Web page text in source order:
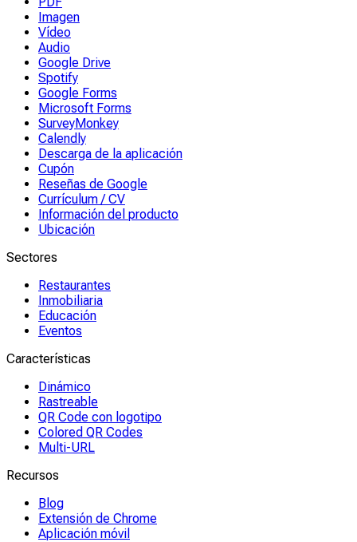
Imagen
Vídeo
Audio
Google Drive
Spotify
Google Forms
Microsoft Forms
SurveyMonkey
Calendly
Descarga de la aplicación
Cupón
Reseñas de Google
Currículum / CV
Información del producto
Ubicación
Sectores
Restaurantes
Inmobiliaria
Educación
Eventos
Características
Dinámico
Rastreable
QR Code con logotipo
Colored QR Codes
Multi-URL
Recursos
Blog
Extensión de Chrome
Aplicación móvil